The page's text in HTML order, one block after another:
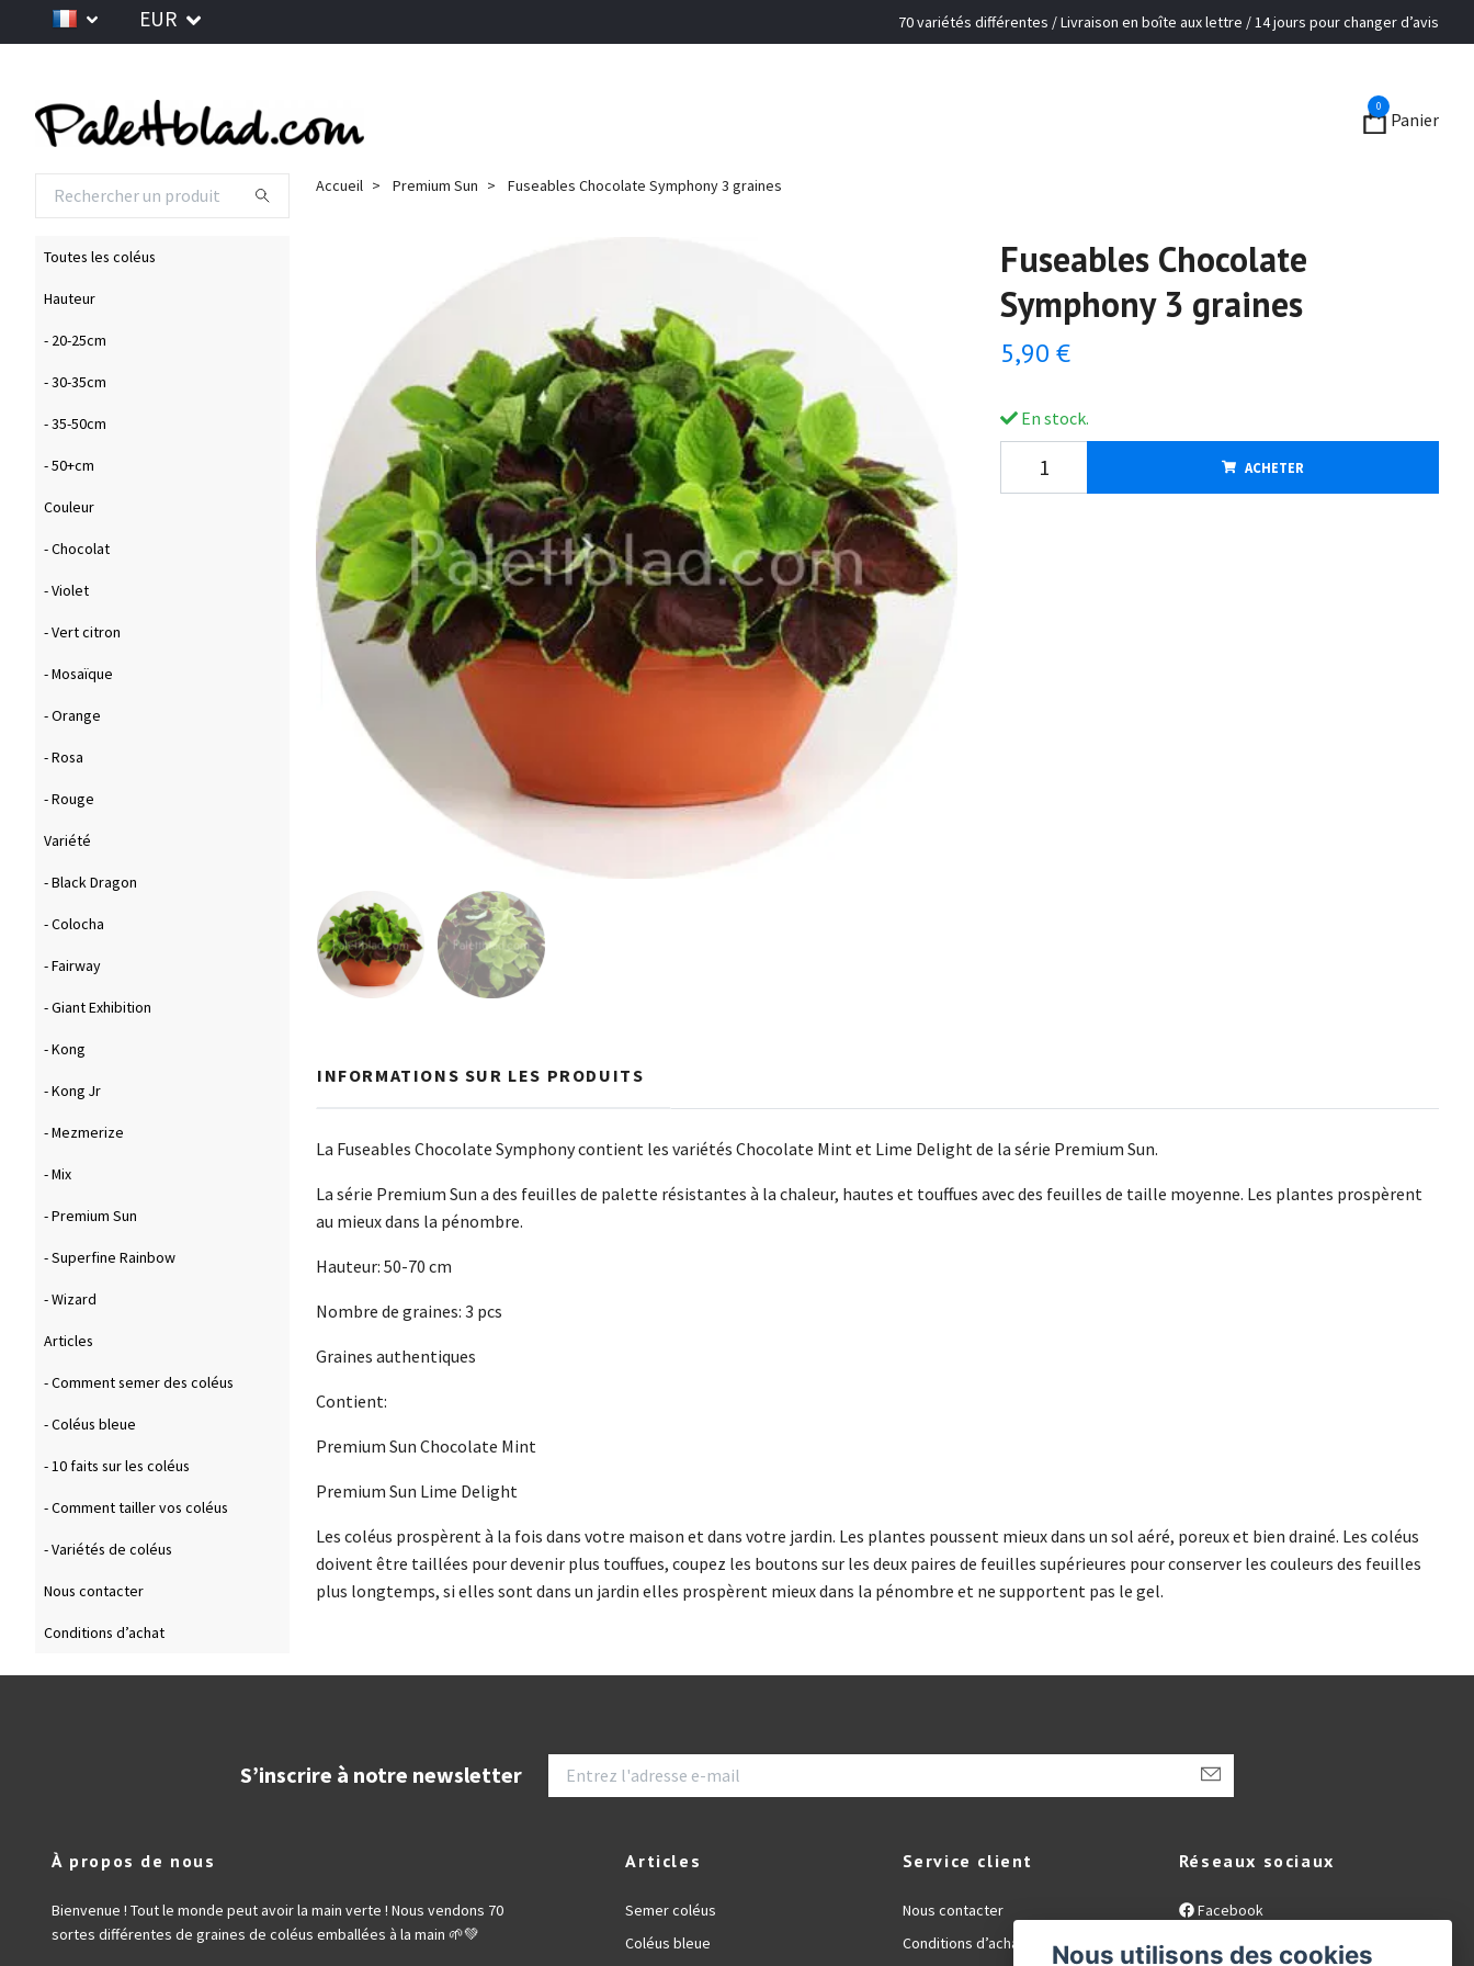
EUR 70 variétés différentes / Livraison en boîte aux lettre / 14 jours pour changer d’avis
0
Panier
Toutes les coléus
Hauteur
- 20-25cm
- 30-35cm
- 35-50cm
- 50+cm
Couleur
- Chocolat
- Violet
- Vert citron
- Mosaïque
- Orange
- Rosa
- Rouge
Variété
- Black Dragon
- Colocha
- Fairway
- Giant Exhibition
- Kong
- Kong Jr
- Mezmerize
- Mix
- Premium Sun
- Superfine Rainbow
- Wizard
Articles
- Comment semer des coléus
- Coléus bleue
- 10 faits sur les coléus
- Comment tailler vos coléus
- Variétés de coléus
Nous contacter
Conditions d’achat
Accueil Premium Sun Fuseables Chocolate Symphony 3 graines
Fuseables Chocolate
Symphony 3 graines
5,90 €
En stock.
ACHETER
INFORMATIONS SUR LES PRODUITS
La Fuseables Chocolate Symphony contient les variétés Chocolate Mint et Lime Delight de la série Premium Sun.
La série Premium Sun a des feuilles de palette résistantes à la chaleur, hautes et touffues avec des feuilles de taille moyenne. Les plantes prospèrent
au mieux dans la pénombre.
Hauteur: 50-70 cm
Nombre de graines: 3 pcs
Graines authentiques
Contient:
Premium Sun Chocolate Mint
Premium Sun Lime Delight
Les coléus prospèrent à la fois dans votre maison et dans votre jardin. Les plantes poussent mieux dans un sol aéré, poreux et bien drainé. Les coléus
doivent être taillées pour devenir plus touffues, coupez les boutons sur les deux paires de feuilles supérieures pour conserver les couleurs des feuilles
plus longtemps, si elles sont dans un jardin elles prospèrent mieux dans la pénombre et ne supportent pas le gel.
S’inscrire à notre newsletter
À propos de nous
Bienvenue ! Tout le monde peut avoir la main verte ! Nous vendons 70
sortes différentes de graines de coléus emballées à la main 🌱💚
Articles
Semer coléus
Coléus bleue
Service client
Nous contacter
Conditions d’achat
Réseaux sociaux
Facebook
Instagram
Nous utilisons des cookies